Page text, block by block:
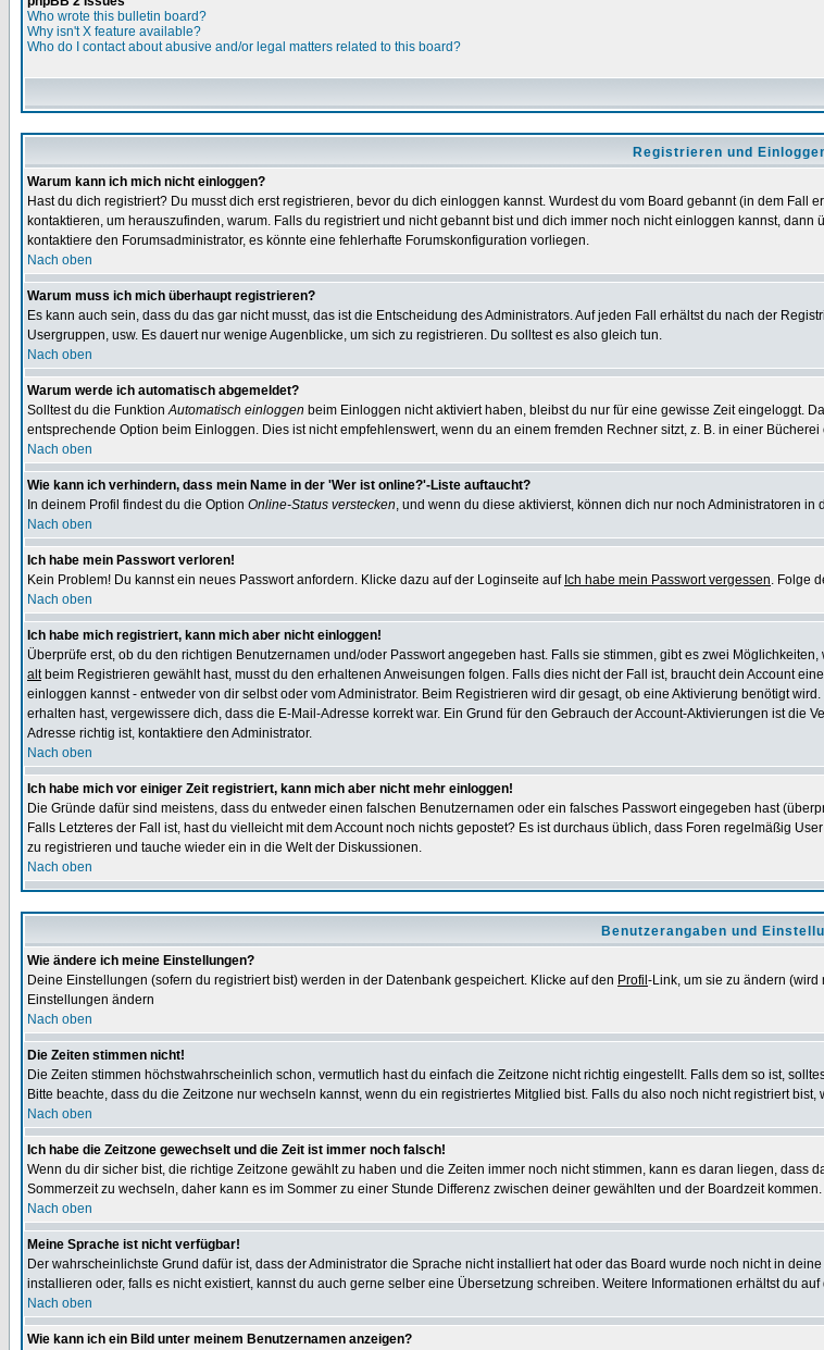
Who wrote this bulletin board?
Why isn't X feature available?
Who do I contact about abusive and/or legal matters related to this board?
Registrieren und
Warum kann ich mich nicht einloggen?
Hast du dich registriert? Du musst dich erst registrieren, bevor du dich einloggen kannst. Wurdest du vom Board gebannt (in dem
kontaktieren, um herauszufinden, warum. Falls du registriert und nicht gebannt bist und dich immer noch nicht einloggen kannst,
kontaktiere den Forumsadministrator, es könnte eine fehlerhafte Forumskonfiguration vorliegen.
Nach oben
Warum muss ich mich überhaupt registrieren?
Es kann auch sein, dass du das gar nicht musst, das ist die Entscheidung des Administrators. Auf jeden Fall erhältst du nach der
Usergruppen, usw. Es dauert nur wenige Augenblicke, um sich zu registrieren. Du solltest es also gleich tun.
Nach oben
Warum werde ich automatisch abgemeldet?
Solltest du die FunktionAutomatisch einloggen beim Einloggen nicht aktiviert haben, bleibst du nur für eine gewisse Zeit eingeloggt.
entsprechende Option beim Einloggen. Dies ist nicht empfehlenswert, wenn du an einem fremden Rechner sitzt, z. B. in einer
Nach oben
Wie kann ich verhindern, dass mein Name in der 'Wer ist online?'-Liste auftaucht?
In deinem Profil findest du die Option Online-Status verstecken, und wenn du diese aktivierst, können dich nur noch Administratoren in
Nach oben
Ich habe mein Passwort verloren!
Kein Problem! Du kannst ein neues Passwort anfordern. Klicke dazu auf der Loginseite auf Ich habe mein Passwort vergessen. Folge
Nach oben
Ich habe mich registriert, kann mich aber nicht einloggen!
Überprüfe erst, ob du den richtigen Benutzernamen und/oder Passwort angegeben hast. Falls sie stimmen, gibt es zwei
altbeim Registrieren gewählt hast, musst du den erhaltenen Anweisungen folgen. Falls dies nicht der Fall ist, braucht dein Account
einloggen kannst - entweder von dir selbst oder vom Administrator. Beim Registrieren wird dir gesagt, ob eine Aktivierung benötigt
erhalten hast, vergewissere dich, dass die E-Mail-Adresse korrekt war. Ein Grund für den Gebrauch der Account-Aktivierungen ist
Adresse richtig ist, kontaktiere den Administrator.
Nach oben
Ich habe mich vor einiger Zeit registriert, kann mich aber nicht mehr einloggen!
Die Gründe dafür sind meistens, dass du entweder einen falschen Benutzernamen oder ein falsches Passwort eingegeben hast
Falls Letzteres der Fall ist, hast du vielleicht mit dem Account noch nichts gepostet? Es ist durchaus üblich, dass Foren regelmäßig
zu registrieren und tauche wieder ein in die Welt der Diskussionen.
Nach oben
Benutzerangaben und
Wie ändere ich meine Einstellungen?
Deine Einstellungen (sofern du registriert bist) werden in der Datenbank gespeichert. Klicke auf den Profil -Link, um sie zu ändern
Einstellungen ändern
Nach oben
Die Zeiten stimmen nicht!
Die Zeiten stimmen höchstwahrscheinlich schon, vermutlich hast du einfach die Zeitzone nicht richtig eingestellt. Falls dem so ist,
Bitte beachte, dass du die Zeitzone nur wechseln kannst, wenn du ein registriertes Mitglied bist. Falls du also noch nicht registriert
Nach oben
Ich habe die Zeitzone gewechselt und die Zeit ist immer noch falsch!
Wenn du dir sicher bist, die richtige Zeitzone gewählt zu haben und die Zeiten immer noch nicht stimmen, kann es daran liegen, dass
Sommerzeit zu wechseln, daher kann es im Sommer zu einer Stunde Differenz zwischen deiner gewählten und der Boardzeit kommen.
Nach oben
Meine Sprache ist nicht verfügbar!
Der wahrscheinlichste Grund dafür ist, dass der Administrator die Sprache nicht installiert hat oder das Board wurde noch nicht in
installieren oder, falls es nicht existiert, kannst du auch gerne selber eine Übersetzung schreiben. Weitere Informationen erhältst du
Nach oben
Wie kann ich ein Bild unter meinem Benutzernamen anzeigen?